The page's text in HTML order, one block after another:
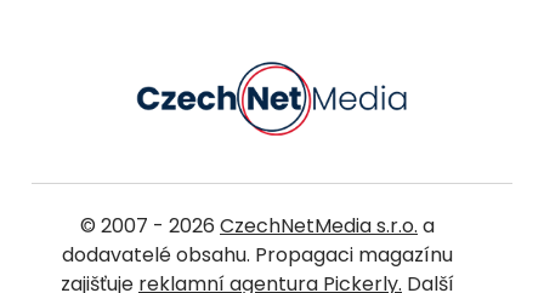
© 2007 - 2026 CzechNetMedia s.r.o. a
dodavatelé obsahu. Propagaci magazínu
zajišťuje reklamní agentura Pickerly. Další